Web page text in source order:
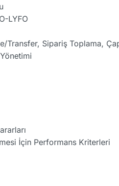
LYFO
Transfer, Sipariş Toplama,
İçin Performans Kriterleri